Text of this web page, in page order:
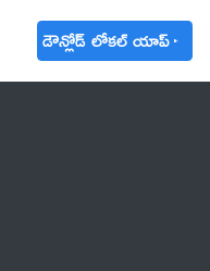
డౌన్లోడ్ లోకల్ యాప్